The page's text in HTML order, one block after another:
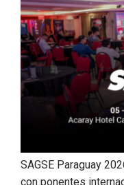
SAGSE Paraguay
con ponentes